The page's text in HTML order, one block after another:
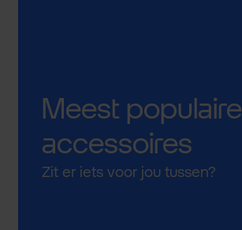
Meest populaire
accessoires
Zit er iets voor jou tussen?